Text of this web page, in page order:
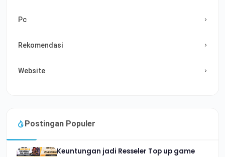
Pc
Rekomendasi
Website
Postingan Populer
Keuntungan jadi Resseler Top up game